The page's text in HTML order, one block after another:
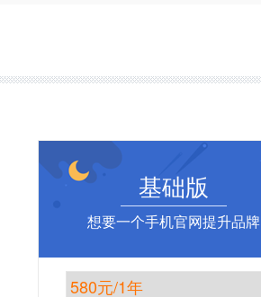
基础版
想要一个手机官网提升品牌